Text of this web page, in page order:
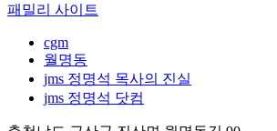
패밀리 사이트
cgm
월명동
jms 정명석 목사의 진실
jms 정명석 닷컴